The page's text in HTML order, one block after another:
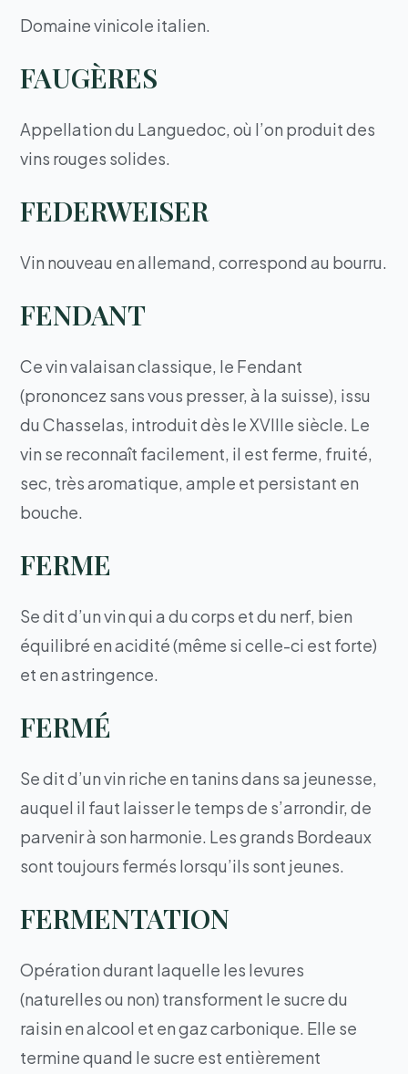
Domaine vinicole italien.
FAUGÈRES
Appellation du Languedoc, où l’on produit des
vins rouges solides.
FEDERWEISER
Vin nouveau en allemand, correspond au bourru.
FENDANT
Ce vin valaisan classique, le Fendant
(prononcez sans vous presser, à la suisse), issu
du Chasselas, introduit dès le XVIIIe siècle. Le
vin se reconnaît facilement, il est ferme, fruité,
sec, très aromatique, ample et persistant en
bouche.
FERME
Se dit d’un vin qui a du corps et du nerf, bien
équilibré en acidité (même si celle-ci est forte)
et en astringence.
FERMÉ
Se dit d’un vin riche en tanins dans sa jeunesse,
auquel il faut laisser le temps de s’arrondir, de
parvenir à son harmonie. Les grands Bordeaux
sont toujours fermés lorsqu’ils sont jeunes.
FERMENTATION
Opération durant laquelle les levures
(naturelles ou non) transforment le sucre du
raisin en alcool et en gaz carbonique. Elle se
termine quand le sucre est entièrement